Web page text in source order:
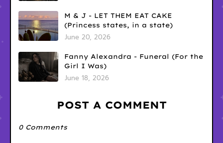
M & J - LET THEM EAT CAKE
(Princess states, in a state)
June 20, 2026
Fanny Alexandra - Funeral (For the
Girl I Was)
June 18, 2026
POST A COMMENT
0 Comments